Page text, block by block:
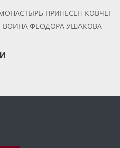
ПРИНЕСЕН КОВЧЕГ
ФЕОДОРА УШАКОВА